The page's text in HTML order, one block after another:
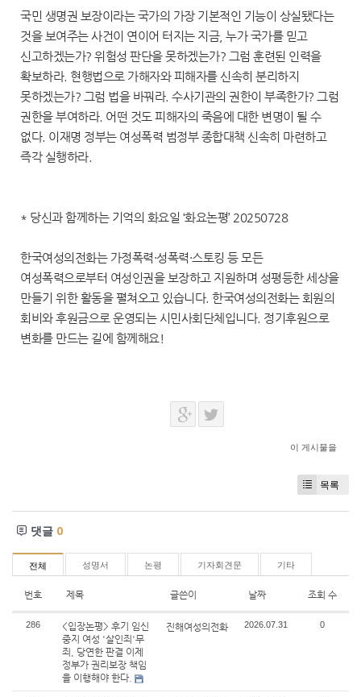
국민 생명권 보장이라는 국가의 가장 기본적인 기능이 상실됐다는
것을 보여주는 사건이 연이어 터지는 지금, 누가 국가를 믿고
신고하겠는가? 위험성 판단을 못하겠는가? 그럼 훈련된 인력을
확보하라. 현행법으로 가해자와 피해자를 신속히 분리하지
못하겠는가? 그럼 법을 바꿔라. 수사기관의 권한이 부족한가? 그럼
권한을 부여하라. 어떤 것도 피해자의 죽음에 대한 변명이 될 수
없다. 이재명 정부는 여성폭력 범정부 종합대책 신속히 마련하고
즉각 실행하라.
* 당신과 함께하는 기억의 화요일 ‘화요논평’ 20250728
한국여성의전화는 가정폭력·성폭력·스토킹 등 모든
여성폭력으로부터 여성인권을 보장하고 지원하며 성평등한 세상을
만들기 위한 활동을 펼쳐오고 있습니다. 한국여성의전화는 회원의
회비와 후원금으로 운영되는 시민사회단체입니다. 정기후원으로
변화를 만드는 길에 함께해요!
이 게시물을
목록
댓글 0
전체 성명서 논평 기자회견문 기타
번호 제목 글쓴이 날짜 조회 수
286
<입장논평> 후기 임신
중지 여성 '살인죄'무
죄, 당연한 판결 이제
정부가 권리보장 책임
을 이행해야 한다.
진해여성의전화 2026.07.31 0